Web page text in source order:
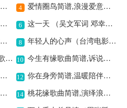
不如归去简谱,曲调婉转抒情 4 爱情圈鸟简谱,浪漫爱意之曲
青春扭扭简谱,活力欢快之曲 6 这一天 （吴文军词 邓幸福曲）歌曲简谱,描绘特别的一天
姑娘你太美歌曲简谱,赞美姑娘之佳作 8 年轻人的心声（台湾电影年轻人的心声主题歌）歌曲简谱,唱出青春的呐喊
带你去旅行（五线谱）歌曲简谱,浪漫旅行的音乐写照 10 今生有缘歌曲简谱,诉说有缘的美好
这里的冬天不下雪简谱,描绘暖冬之景 12 你在身旁简谱,温暖陪伴之意
两朵金花歌曲简谱,展现姐妹风采 14 桃花缘歌曲简谱,演绎浪漫情缘